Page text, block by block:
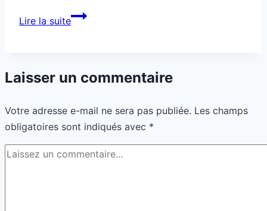
Lire la suiteComment
pour
moins
Laisser un commentaire
Votre adresse e-mail ne sera pas publiée. Les champs
obligatoires sont indiqués avec *